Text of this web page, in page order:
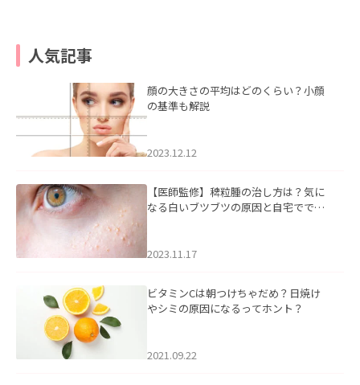
人気記事
顔の大きさの平均はどのくらい？小顔
の基準も解説
2023.12.12
【医師監修】稗粒腫の治し方は？気に
なる白いブツブツの原因と自宅ででき
2023.11.17
ビタミンCは朝つけちゃだめ？日焼け
やシミの原因になるってホント？
2021.09.22